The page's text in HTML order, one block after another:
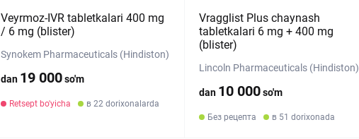
Veyrmoz-IVR tabletkalari 400 mg
/ 6 mg (blister)
Synokem Pharmaceuticals (Hindiston)
dan 19 000so'm
Retsept bo'yicha в 22 dorixonalarda
Vragglist Plus chaynash
tabletkalari 6 mg + 400 mg
(blister)
Lincoln Pharmaceuticals (Hindiston)
dan 10 000so'm
Без рецепта в 51 dorixonada